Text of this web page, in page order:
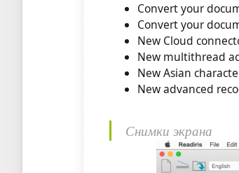
Convert your
Convert your
New Cloud
New multithread
New Asian
New advanced
Снимки экрана